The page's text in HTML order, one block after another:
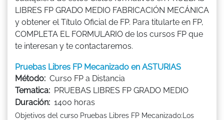
LIBRES FP GRADO MEDIO FABRICACIÓN MECÁNICA
y obtener el Título Oficial de FP. Para titularte en FP,
COMPLETA EL FORMULARIO de los cursos FP que
te interesan y te contactaremos.
Pruebas Libres FP Mecanizado en ASTURIAS
Método: Curso FP a Distancia
Tematica: PRUEBAS LIBRES FP GRADO MEDIO
Duración: 1400 horas
Objetivos del curso Pruebas Libres FP Mecanizado:Los